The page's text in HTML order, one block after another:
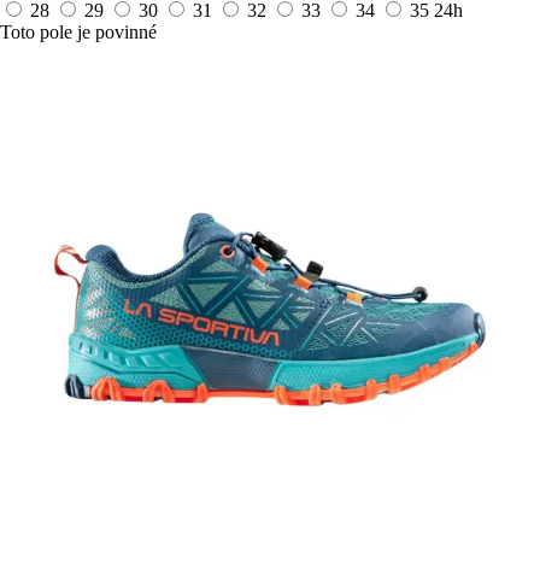
28 29 30 31 32 33 34 35 24h
Toto pole je povinné